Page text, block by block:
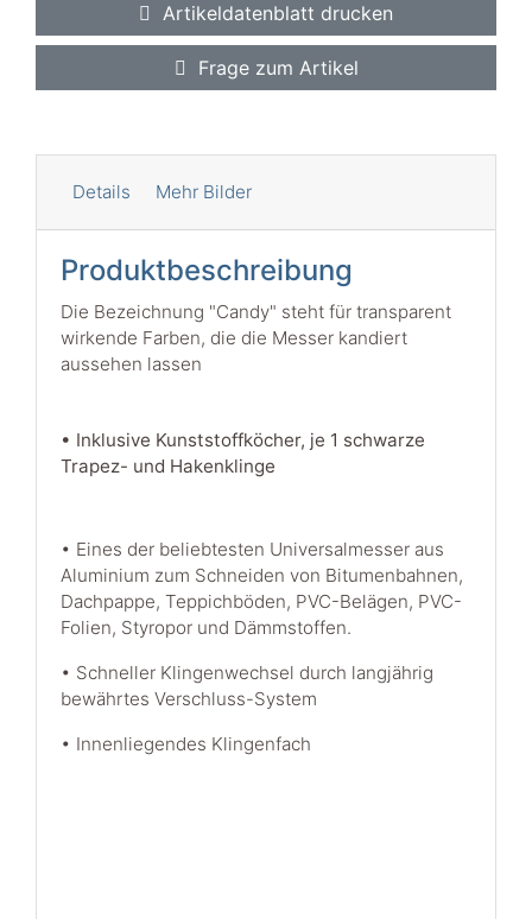
Artikeldatenblatt drucken
Frage zum Artikel
Details Mehr Bilder
Produktbeschreibung
Die Bezeichnung "Candy" steht für transparent
wirkende Farben, die die Messer kandiert
aussehen lassen
• Inklusive Kunststoffköcher, je 1 schwarze
Trapez- und Hakenklinge
• Eines der beliebtesten Universalmesser aus
Aluminium zum Schneiden von Bitumenbahnen,
Dachpappe, Teppichböden, PVC-Belägen, PVC-
Folien, Styropor und Dämmstoffen.
• Schneller Klingenwechsel durch langjährig
bewährtes Verschluss-System
• Innenliegendes Klingenfach